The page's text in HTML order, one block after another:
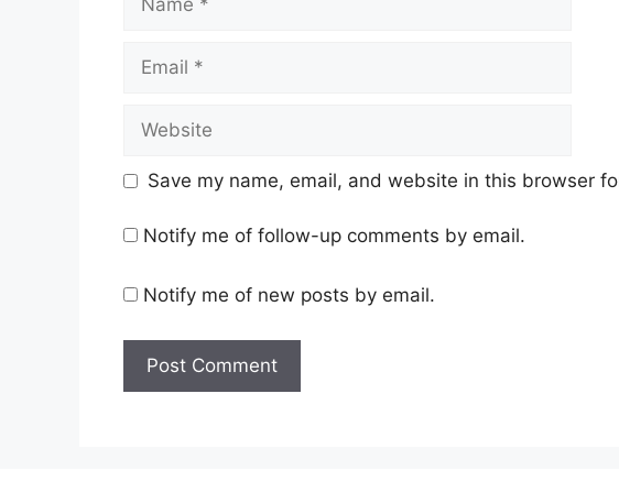
Save my name, email, and website in this browser
Notify me of follow-up comments by email.
Notify me of new posts by email.